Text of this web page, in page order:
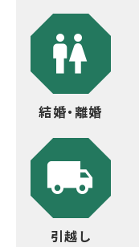
結婚・離婚
引越し